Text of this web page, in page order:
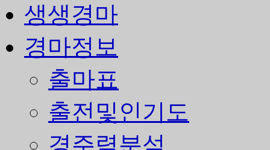
생생경마
경마정보
출마표
출전및인기도
경주력분석